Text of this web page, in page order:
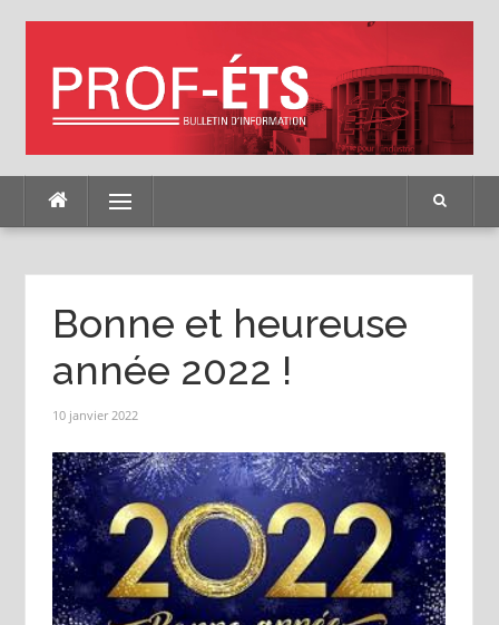
Menu
Bonne et heureuse
année 2022 !
10 janvier 2022